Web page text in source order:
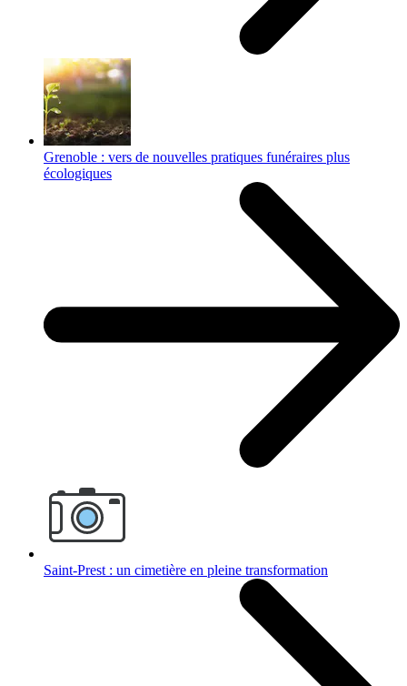
Grenoble : vers de nouvelles pratiques funéraires plus
écologiques
Saint-Prest : un cimetière en pleine transformation